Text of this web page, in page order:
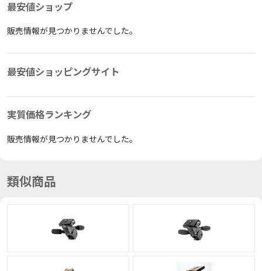
最安値ショップ
販売情報が見つかりませんでした。
最安値ショッピングサイト
実質価格ランキング
販売情報が見つかりませんでした。
類似商品